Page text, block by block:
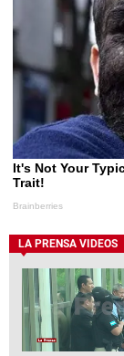
LA PRENSA VIDEOS